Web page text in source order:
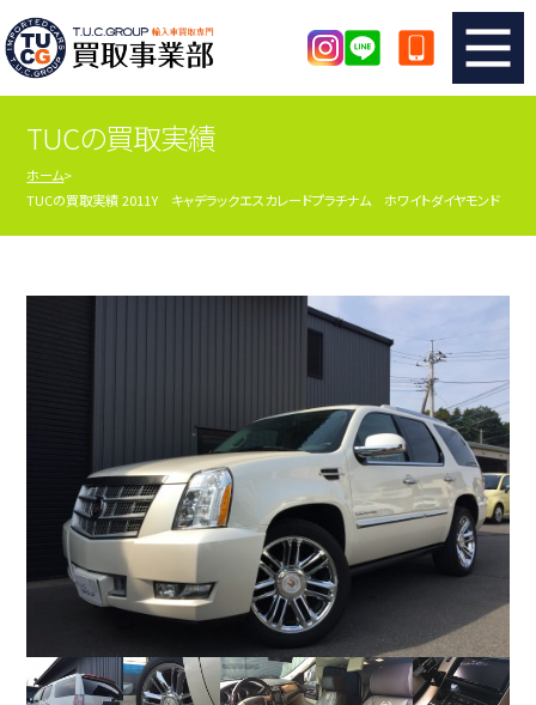
TUCのカンタン査定
査定の注意事項 メーカー別査定フォーム
スタッフ紹介
シリアルナンバーの解説 アクセスマップ
TUCの買取実績
ホーム
TUCの買取実績 2011Y キャデラックエスカレードプラチナム ホワイトダイヤモンド